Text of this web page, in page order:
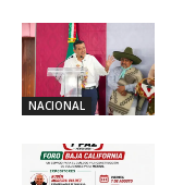
NACIONAL